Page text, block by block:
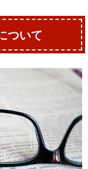
ついて